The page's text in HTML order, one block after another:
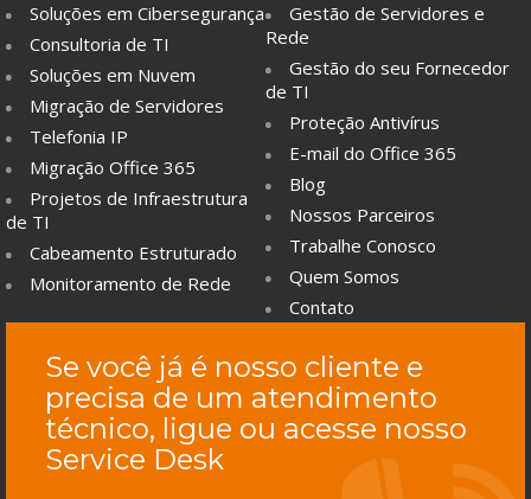
Soluções em Cibersegurança
Consultoria de TI
Soluções em Nuvem
Migração de Servidores
Telefonia IP
Migração Office 365
Projetos de Infraestrutura
de TI
Cabeamento Estruturado
Monitoramento de Rede
Gestão de Servidores e
Rede
Gestão do seu Fornecedor
de TI
Proteção Antivírus
E-mail do Office 365
Blog
Nossos Parceiros
Trabalhe Conosco
Quem Somos
Contato
Se você já é nosso cliente e
precisa de um atendimento
técnico, ligue ou acesse nosso
Service Desk